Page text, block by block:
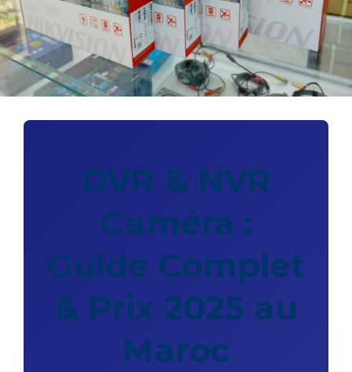
DVR & NVR
Caméra :
Guide Complet
& Prix 2025 au
Maroc